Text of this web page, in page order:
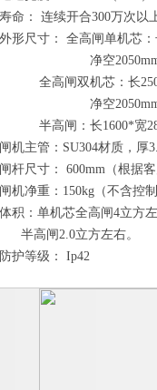
寿命 ： 连续开合300万次以
外形尺寸 ：
全高闸单机芯
净空
全高闸双机芯：长
净空
半高闸：长1600*宽
闸机主管 ： SU304材质， 厚
闸杆尺寸 ： 600mm （根据
闸机净重： 150kg （不含控
体积：单机芯全高闸4立方
半高闸2.0立方左右。
防护等级 ： Ip42